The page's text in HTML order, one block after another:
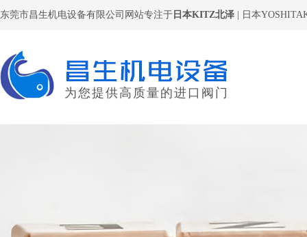
东莞市昌生机电设备有限公司网站专注于 日本KITZ北泽 日本
为您提供高质量的进口阀门